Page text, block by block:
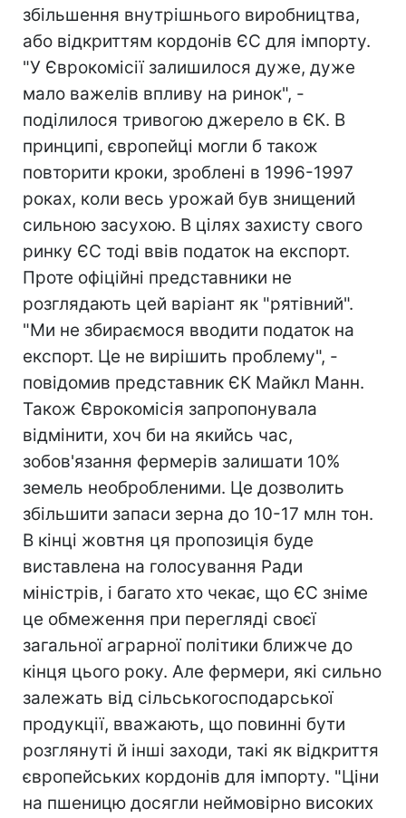
збільшення внутрішнього виробництва,
або відкриттям кордонів ЄС для імпорту.
"У Єврокомісії залишилося дуже, дуже
мало важелів впливу на ринок", -
поділилося тривогою джерело в ЄК. В
принципі, європейці могли б також
повторити кроки, зроблені в 1996-1997
роках, коли весь урожай був знищений
сильною засухою. В цілях захисту свого
ринку ЄС тоді ввів податок на експорт.
Проте офіційні представники не
розглядають цей варіант як "рятівний".
"Ми не збираємося вводити податок на
експорт. Це не вирішить проблему", -
повідомив представник ЄК Майкл Манн.
Також Єврокомісія запропонувала
відмінити, хоч би на якийсь час,
зобов'язання фермерів залишати 10%
земель необробленими. Це дозволить
збільшити запаси зерна до 10-17 млн тон.
В кінці жовтня ця пропозиція буде
виставлена на голосування Ради
міністрів, і багато хто чекає, що ЄС зніме
це обмеження при перегляді своєї
загальної аграрної політики ближче до
кінця цього року. Але фермери, які сильно
залежать від сільськогосподарської
продукції, вважають, що повинні бути
розглянуті й інші заходи, такі як відкриття
європейських кордонів для імпорту. "Ціни
на пшеницю досягли неймовірно високих